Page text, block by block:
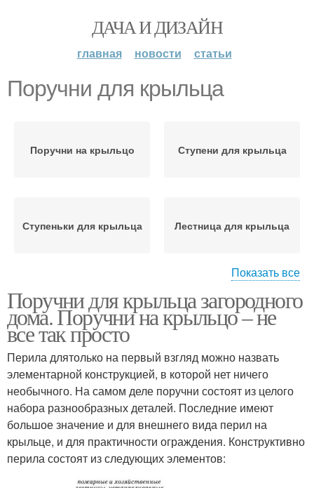
ДАЧА И ДИЗАЙН
главная новости статьи
Поручни для крыльца
Поручни на крыльцо Ступени для крыльца
Ступеньки для крыльца Лестница для крыльца
Крыльцо из металла
Показать все
Поручни для крыльца загородного
дома. Поручни на крыльцо – не
все так просто
Перила длятолько на первый взгляд можно назвать
элементарной конструкцией, в которой нет ничего
необычного. На самом деле поручни состоят из целого
набора разнообразных деталей. Последние имеют
большое значение и для внешнего вида перил на
крыльце, и для практичности ограждения. Конструктивно
перила состоят из следующих элементов: